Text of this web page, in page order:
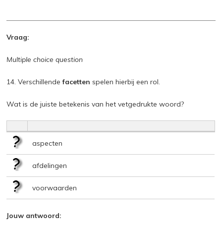
Vraag:
Multiple choice question
14. Verschillendefacetten spelen hierbij een rol.
Wat is de juiste betekenis van het vetgedrukte woord?
aspecten
afdelingen
voorwaarden
Jouw antwoord: